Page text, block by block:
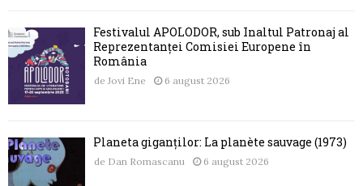
Festivalul APOLODOR, sub Înaltul Patronaj al
Reprezentanței Comisiei Europene în
România
de Jovi Ene 6 august 2026
Planeta giganților: La planète sauvage (1973)
de Dan Romascanu 6 august 2026